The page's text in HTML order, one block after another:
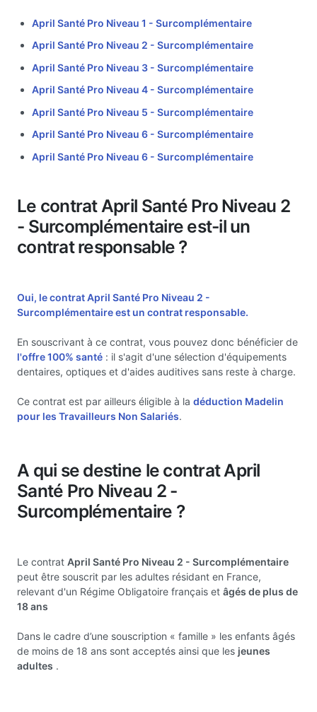
April Santé Pro Niveau 1 - Surcomplémentaire
April Santé Pro Niveau 2 - Surcomplémentaire
April Santé Pro Niveau 3 - Surcomplémentaire
April Santé Pro Niveau 4 - Surcomplémentaire
April Santé Pro Niveau 5 - Surcomplémentaire
April Santé Pro Niveau 6 - Surcomplémentaire
April Santé Pro Niveau 6 - Surcomplémentaire
Le contrat April Santé Pro Niveau 2
- Surcomplémentaire est-il un
contrat responsable ?
Oui, le contrat April Santé Pro Niveau 2 -
Surcomplémentaire est un contrat responsable.
En souscrivant à ce contrat, vous pouvez donc bénéficier de
l'offre 100% santé : il s'agit d'une sélection d'équipements
dentaires, optiques et d'aides auditives sans reste à charge.
Ce contrat est par ailleurs éligible à la déduction Madelin
pour les Travailleurs Non Salariés.
A qui se destine le contrat April
Santé Pro Niveau 2 -
Surcomplémentaire ?
Le contrat April Santé Pro Niveau 2 - Surcomplémentaire
peut être souscrit par les adultes résidant en France,
relevant d'un Régime Obligatoire français et âgés de plus de
18 ans
Dans le cadre d’une souscription « famille » les enfants âgés
de moins de 18 ans sont acceptés ainsi que les jeunes
adultes .